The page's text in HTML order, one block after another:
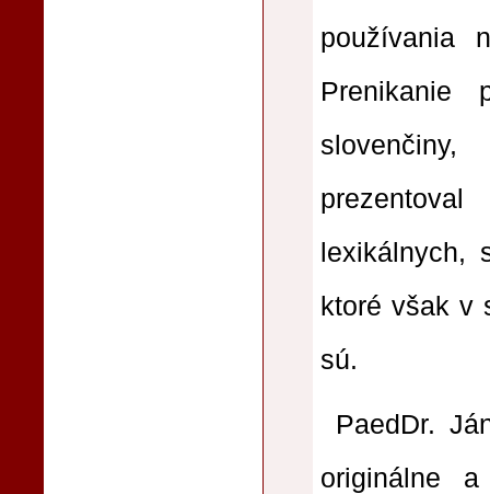
používania
Prenikanie
lexikálnych,
ktoré však v
sú.
PaedDr.
originálne